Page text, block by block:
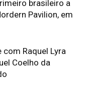
brasileiro a
Pavilion, em
Raquel Lyra
Coelho da